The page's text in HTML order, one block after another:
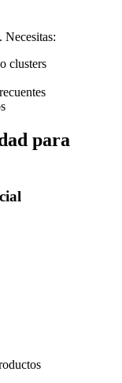
Necesitas:
clusters
para